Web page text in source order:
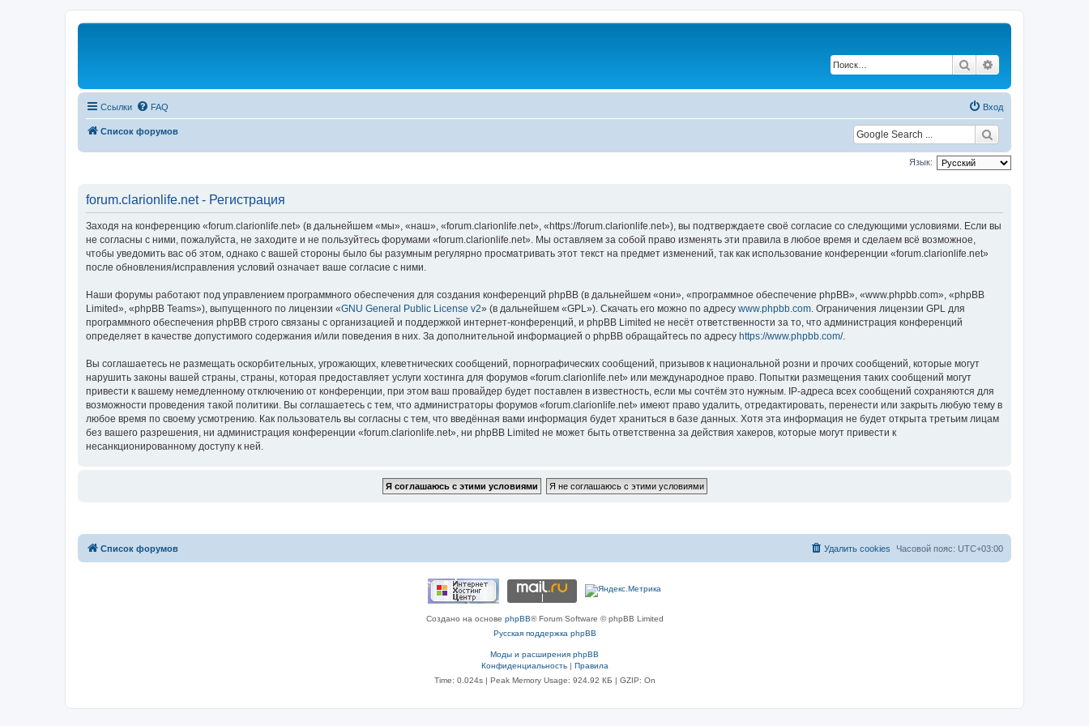
Поиск
Ссылки FAQ Вход
Список форумов
Язык:
forum.clarionlife.net - Регистрация
Заходя на конференцию «forum.clarionlife.net» (в дальнейшем «мы», «наш», «forum.clarionlife.net», «https://forum.clarionlife.net»), вы подтверждаете своё согласие со следующими условиями. Если вы
не согласны с ними, пожалуйста, не заходите и не пользуйтесь форумами «forum.clarionlife.net». Мы оставляем за собой право изменять эти правила в любое время и сделаем всё возможное,
чтобы уведомить вас об этом, однако с вашей стороны было бы разумным регулярно просматривать этот текст на предмет изменений, так как использование конференции «forum.clarionlife.net»
после обновления/исправления условий означает ваше согласие с ними.
Наши форумы работают под управлением программного обеспечения для создания конференций phpBB (в дальнейшем «они», «программное обеспечение phpBB», «www.phpbb.com», «phpBB
Limited», «phpBB Teams»), выпущенного по лицензии «GNU General Public License v2» (в дальнейшем «GPL»). Скачать его можно по адресу www.phpbb.com . Ограничения лицензии GPL для
программного обеспечения phpBB строго связаны с организацией и поддержкой интернет-конференций, и phpBB Limited не несёт ответственности за то, что администрация конференций
определяет в качестве допустимого содержания и/или поведения в них. За дополнительной информацией о phpBB обращайтесь по адресу https://www.phpbb.com/.
Вы соглашаетесь не размещать оскорбительных, угрожающих, клеветнических сообщений, порнографических сообщений, призывов к национальной розни и прочих сообщений, которые могут
нарушить законы вашей страны, страны, которая предоставляет услуги хостинга для форумов «forum.clarionlife.net» или международное право. Попытки размещения таких сообщений могут
привести к вашему немедленному отключению от конференции, при этом ваш провайдер будет поставлен в известность, если мы сочтём это нужным. IP-адреса всех сообщений сохраняются для
возможности проведения такой политики. Вы соглашаетесь с тем, что администраторы форумов «forum.clarionlife.net» имеют право удалить, отредактировать, перенести или закрыть любую тему в
любое время по своему усмотрению. Как пользователь вы согласны с тем, что введённая вами информация будет храниться в базе данных. Хотя эта информация не будет открыта третьим лицам
без вашего разрешения, ни администрация конференции «forum.clarionlife.net», ни phpBB Limited не может быть ответственна за действия хакеров, которые могут привести к
несанкционированному доступу к ней.
Список форумов Часовой пояс: UTC+03:00
Удалить cookies
Создано на основе phpBB® Forum Software © phpBB Limited
Русская поддержка phpBB
Моды и расширения phpBB
Конфиденциальность| Правила
Time: 0.024s| Peak Memory Usage: 924.92 КБ | GZIP: On